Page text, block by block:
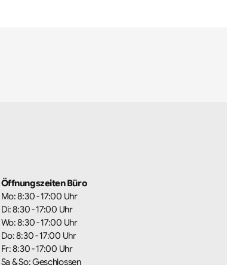
Öffnungszeiten Büro
Mo: 8:30 - 17:00 Uhr
Di: 8:30 - 17:00 Uhr
Wo: 8:30 - 17:00 Uhr
Do: 8:30 - 17:00 Uhr
Fr: 8:30 - 17:00 Uhr
Sa & So: Geschlossen